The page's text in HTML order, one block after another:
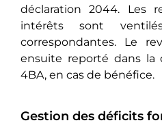
déclaration 2044. Les
intérêts sont
correspondantes. Le
ensuite reporté dans la
4BA, en cas de bénéfice.
Gestion des déficits